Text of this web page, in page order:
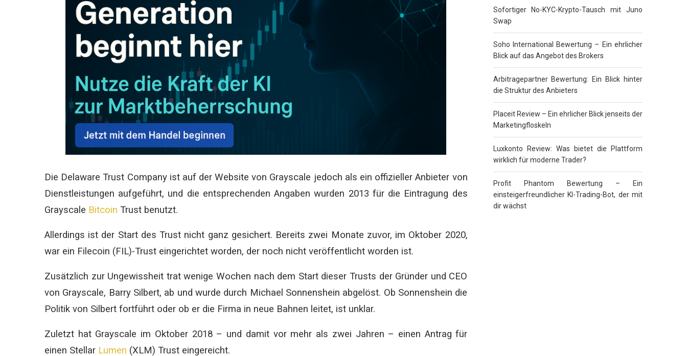
Die Delaware Trust Company ist auf der Website von Grayscale jedoch als ein offizieller Anbieter von
Dienstleistungen aufgeführt, und die entsprechenden Angaben wurden 2013 für die Eintragung des
Grayscale Bitcoin Trust benutzt.
Allerdings ist der Start des Trust nicht ganz gesichert. Bereits zwei Monate zuvor, im Oktober 2020,
war ein Filecoin (FIL)-Trust eingerichtet worden, der noch nicht veröffentlicht worden ist.
Zusätzlich zur Ungewissheit trat wenige Wochen nach dem Start dieser Trusts der Gründer und CEO
von Grayscale, Barry Silbert, ab und wurde durch Michael Sonnenshein abgelöst. Ob Sonnenshein die
Politik von Silbert fortführt oder ob er die Firma in neue Bahnen leitet, ist unklar.
Zuletzt hat Grayscale im Oktober 2018 – und damit vor mehr als zwei Jahren – einen Antrag für
einen Stellar Lumen (XLM) Trust eingereicht.
Sofortiger No-KYC-Krypto-Tausch mit Juno
Swap
Soho International Bewertung – Ein ehrlicher
Blick auf das Angebot des Brokers
Arbitragepartner Bewertung: Ein Blick hinter
die Struktur des Anbieters
Placeit Review – Ein ehrlicher Blick jenseits der
Marketingfloskeln
Luxkonto Review: Was bietet die Plattform
wirklich für moderne Trader?
Profit Phantom Bewertung – Ein
einsteigerfreundlicher KI-Trading-Bot, der mit
dir wächst